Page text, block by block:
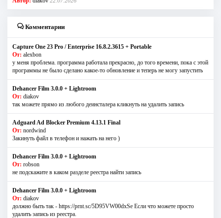
Комментарии
Capture One 23 Pro / Enterprise 16.8.2.3615 + Portable
От: alexbon
у меня проблема. программа работала прекрасно, до того времени, пока с этой
программы не было сделано какое-то обновление и теперь не могу запустить
Dehancer Film 3.0.0 + Lightroom
От: diakov
так можете прямо из любого деинсталера кликнуть на удалить запись
Adguard Ad Blocker Premium 4.13.1 Final
От: nordwind
Закинуть файл в телефон и нажать на него )
Dehancer Film 3.0.0 + Lightroom
От: robson
не подскажите в каком разделе реестра найти запись
Dehancer Film 3.0.0 + Lightroom
От: diakov
должно быть так - https://prnt.sc/5D95VW00dxSe Если что можете просто
удалить запись из реестра.